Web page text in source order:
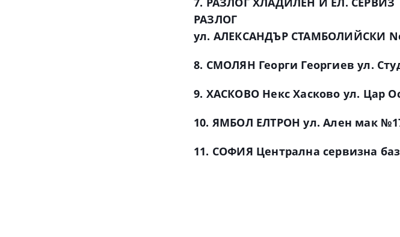
РАЗЛОГ
ул. АЛЕКСАНДЪР СТАМБОЛИЙСКИ No
8. СМОЛЯН Георги Георгиев ул.
9. ХАСКОВО Некс Хасково ул. Цар
10. ЯМБОЛ ЕЛТРОН ул. Ален мак №17
11. СОФИЯ Централна сервизна